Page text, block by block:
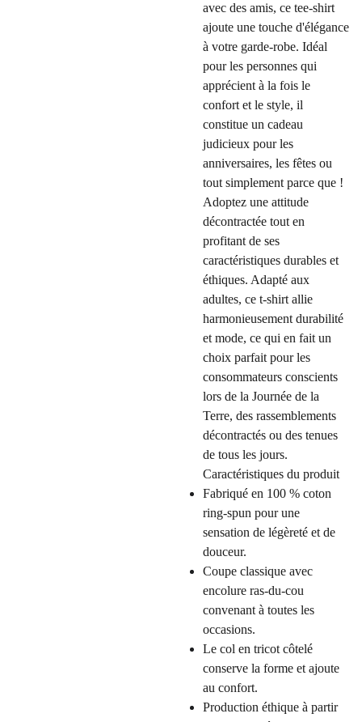
avec des amis, ce tee-shirt
ajoute une touche d'élégance
à votre garde-robe. Idéal
pour les personnes qui
apprécient à la fois le
confort et le style, il
constitue un cadeau
judicieux pour les
anniversaires, les fêtes ou
tout simplement parce que !
Adoptez une attitude
décontractée tout en
profitant de ses
caractéristiques durables et
éthiques. Adapté aux
adultes, ce t-shirt allie
harmonieusement durabilité
et mode, ce qui en fait un
choix parfait pour les
consommateurs conscients
lors de la Journée de la
Terre, des rassemblements
décontractés ou des tenues
de tous les jours.
Caractéristiques du produit
Fabriqué en 100 % coton
ring-spun pour une
sensation de légèreté et de
douceur.
Coupe classique avec
encolure ras-du-cou
convenant à toutes les
occasions.
Le col en tricot côtelé
conserve la forme et ajoute
au confort.
Production éthique à partir